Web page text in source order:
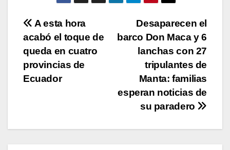
Navegación
de
entradas
Desaparecen el
barco Don Maca y 6
lanchas con 27
tripulantes de
Manta: familias
esperan noticias de
su paradero
A esta hora
acabó el toque de
queda en cuatro
provincias de
Ecuador